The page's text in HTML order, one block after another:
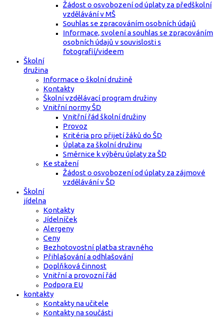
Žádost o osvobození od úplaty za předškolní
vzdělávání v MŠ
Souhlas se zpracováním osobních údajů
Informace, svolení a souhlas se zpracováním
osobních údajů v souvislosti s
fotografií/videem
Školní
družina
Informace o školní družině
Kontakty
Školní vzdělávací program družiny
Vnitřní normy ŠD
Vnitřní řád školní družiny
Provoz
Kritéria pro přijetí žáků do ŠD
Úplata za školní družinu
Směrnice k výběru úplaty za ŠD
Ke stažení
Žádost o osvobození od úplaty za zájmové
vzdělávání v ŠD
Školní
jídelna
Kontakty
Jídelníček
Alergeny
Ceny
Bezhotovostní platba stravného
Přihlašování a odhlašování
Doplňková činnost
Vnitřní a provozní řád
Podpora EU
kontakty
Kontakty na učitele
Kontakty na součásti